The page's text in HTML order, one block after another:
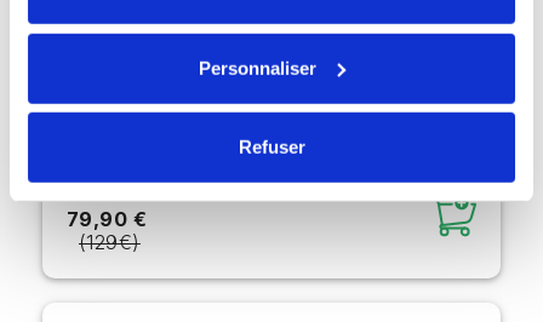
Personnaliser
Refuser
Magic Keyboard sans fil v2
79,90 €
(129€)